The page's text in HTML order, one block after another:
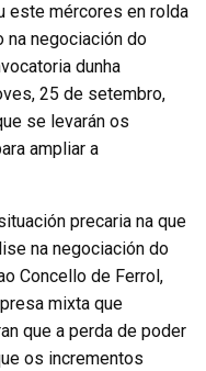
este mércores en rolda
na negociación do
dunha
25 de setembro,
se levarán os
ampliar a
precaria na que
na negociación do
Concello de Ferrol,
mixta que
que a perda de poder
os incrementos